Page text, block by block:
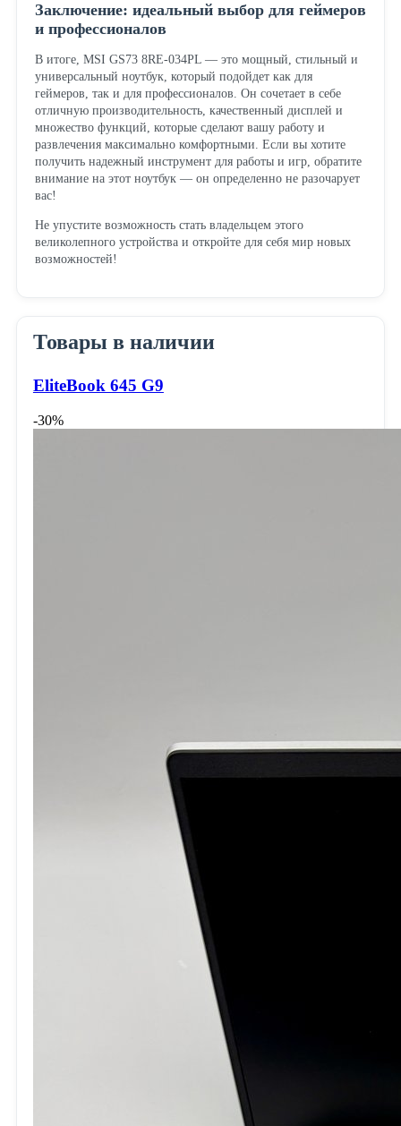
Заключение: идеальный выбор для геймеров
и профессионалов
В итоге, MSI GS73 8RE-034PL — это мощный, стильный и
универсальный ноутбук, который подойдет как для
геймеров, так и для профессионалов. Он сочетает в себе
отличную производительность, качественный дисплей и
множество функций, которые сделают вашу работу и
развлечения максимально комфортными. Если вы хотите
получить надежный инструмент для работы и игр, обратите
внимание на этот ноутбук — он определенно не разочарует
вас!
Не упустите возможность стать владельцем этого
великолепного устройства и откройте для себя мир новых
возможностей!
Товары в наличии
EliteBook 645 G9
-30%